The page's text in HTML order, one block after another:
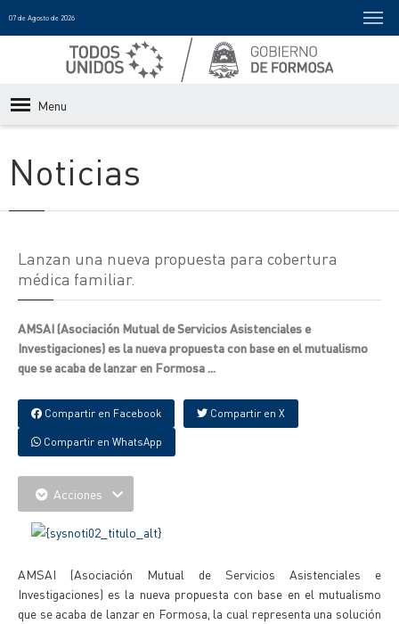
07 de Agosto de 2026
Menu
Noticias
Lanzan una nueva propuesta para cobertura
médica familiar.
AMSAI (Asociación Mutual de Servicios Asistenciales e
Investigaciones) es la nueva propuesta con base en el mutualismo
que se acaba de lanzar en Formosa ...
Compartir en Facebook Compartir en X
Compartir en WhatsApp
Acciones
AMSAI (Asociación Mutual de Servicios Asistenciales e
Investigaciones) es la nueva propuesta con base en el mutualismo
que se acaba de lanzar en Formosa, la cual representa una solución